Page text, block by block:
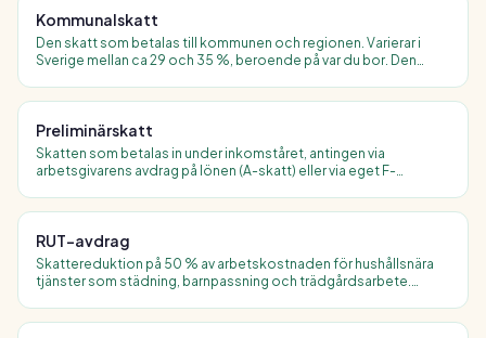
Kommunalskatt
Den skatt som betalas till kommunen och regionen. Varierar i
Sverige mellan ca 29 och 35 %, beroende på var du bor. Den
Preliminärskatt
Skatten som betalas in under inkomståret, antingen via
arbetsgivarens avdrag på lönen (A-skatt) eller via eget F-
RUT-avdrag
Skattereduktion på 50 % av arbetskostnaden för hushållsnära
tjänster som städning, barnpassning och trädgårdsarbete.